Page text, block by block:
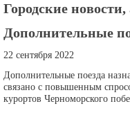
Городские
Дополнительные
22 сентября 2022
Дополнительные поезда
связано с повышенным
курортов Черноморского